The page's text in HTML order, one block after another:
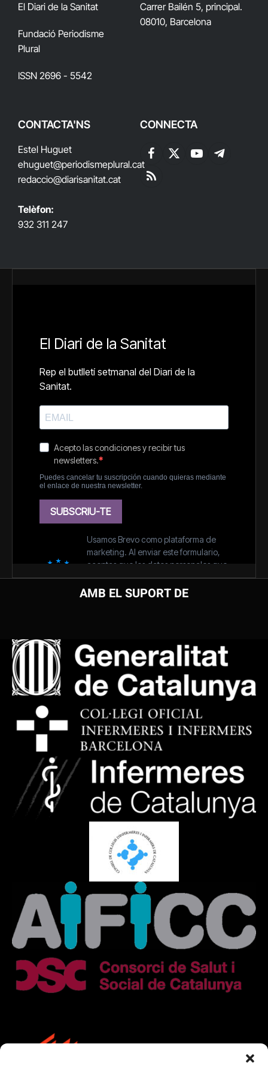
El Diari de la Sanitat
Fundació Periodisme
Plural
ISSN 2696 - 5542
Carrer Bailén 5, principal.
08010, Barcelona
CONTACTA'NS
Estel Huguet
ehuguet@periodismeplural.cat
redaccio@diarisanitat.cat
Telèfon:
932 311 247
CONNECTA
Facebook
X
YouTubeTelegram
RSS
AMB EL SUPORT DE